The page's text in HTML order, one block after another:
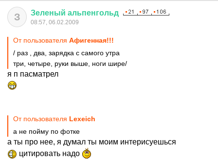
З Зеленый альпенгольд
08:57, 06.02.2009
От пользователя Афигенная!!!
/ раз , два, зарядка с самого утра
три, четыре, руки выше, ноги шире/
я п пасматрел
От пользователя Lexeich
а не пойму по фотке
а ты про нее, я думал ты моим интерисуешься
цитировать надо